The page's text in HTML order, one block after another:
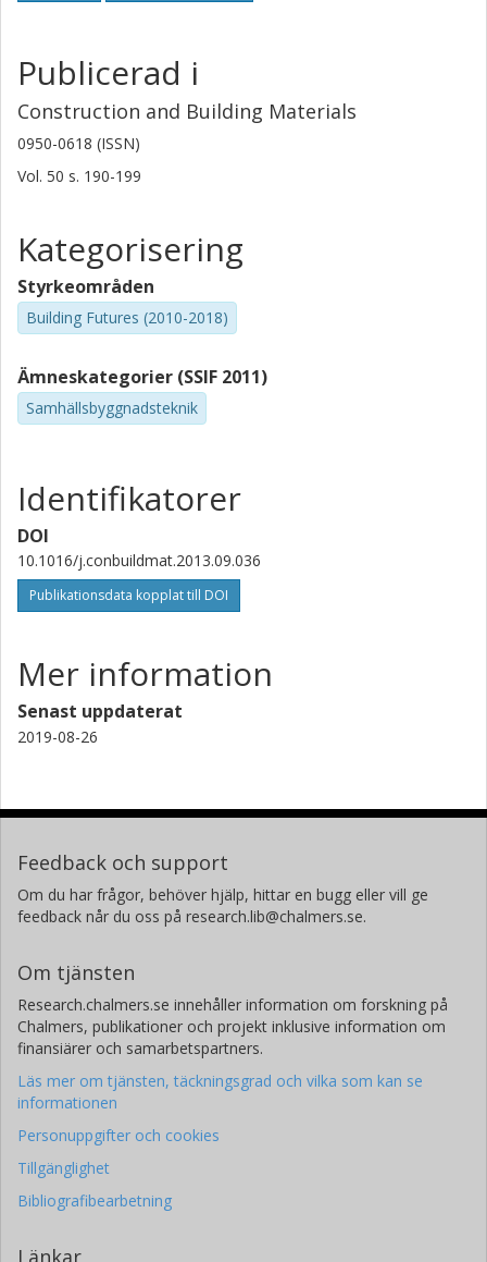
Publicerad i
Construction and Building Materials
0950-0618 (ISSN)
Vol. 50 s. 190-199
Kategorisering
Styrkeområden
Building Futures (2010-2018)
Ämneskategorier (SSIF 2011)
Samhällsbyggnadsteknik
Identifikatorer
DOI
10.1016/j.conbuildmat.2013.09.036
Publikationsdata kopplat till DOI
Mer information
Senast uppdaterat
2019-08-26
Feedback och support
Om du har frågor, behöver hjälp, hittar en bugg eller vill ge
feedback når du oss på research.lib@chalmers.se.
Om tjänsten
Research.chalmers.se innehåller information om forskning på
Chalmers, publikationer och projekt inklusive information om
finansiärer och samarbetspartners.
Läs mer om tjänsten, täckningsgrad och vilka som kan se
informationen
Personuppgifter och cookies
Tillgänglighet
Bibliografibearbetning
Länkar